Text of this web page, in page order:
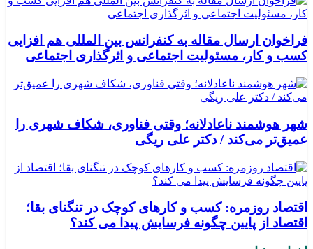
فراخوان ارسال مقاله به کنفرانس بین المللی هم افزایی
کسب و کار، مسئولیت اجتماعی و اثرگذاری اجتماعی
شهر هوشمند ناعادلانه؛ وقتی فناوری، شکاف شهری را
عمیق‌تر می‌کند / دکتر علی ریگی
اقتصاد روزمره: کسب‌ و کارهای کوچک در تنگنای بقا؛
اقتصاد از پایین چگونه فرسایش پیدا می کند؟